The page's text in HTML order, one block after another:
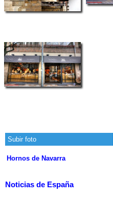
Subir foto
Hornos de Navarra
Noticias de España